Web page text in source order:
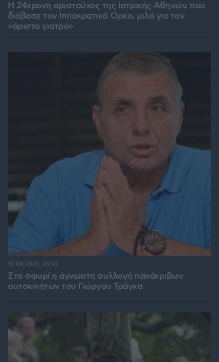
Η 24χρονη αριστούχος της Ιατρικής Αθηνών, που
διάβασε τον Ιπποκρατικό Όρκο, μιλά για τον
«άριστο γιατρό»
Στο σφυρί η άγνωστη συλλογή πανάκριβων
αυτοκινήτων του Γιώργου Τράγκα
10.08.2026, 09:10